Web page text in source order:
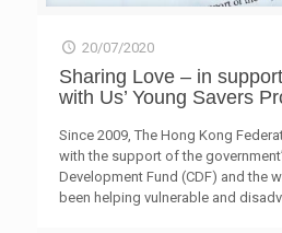
20/07/2020
Sharing Love – in
with Us’ Young Savers
Since 2009, The Hong Kong
with the support of the
Development Fund (CDF) and the
been helping vulnerable and